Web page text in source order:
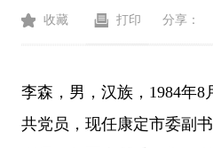
收藏 打印 分享：
李森，男，汉族，1984年8
共党员，现任康定市委副